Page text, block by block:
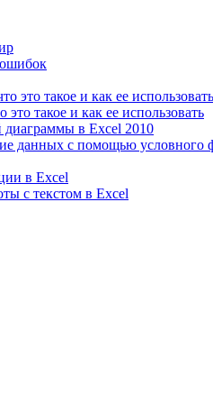
это такое и как ее использовать
такое и как ее использовать
диаграммы в Excel 2010
данных с помощью условного
в Excel
с текстом в Excel